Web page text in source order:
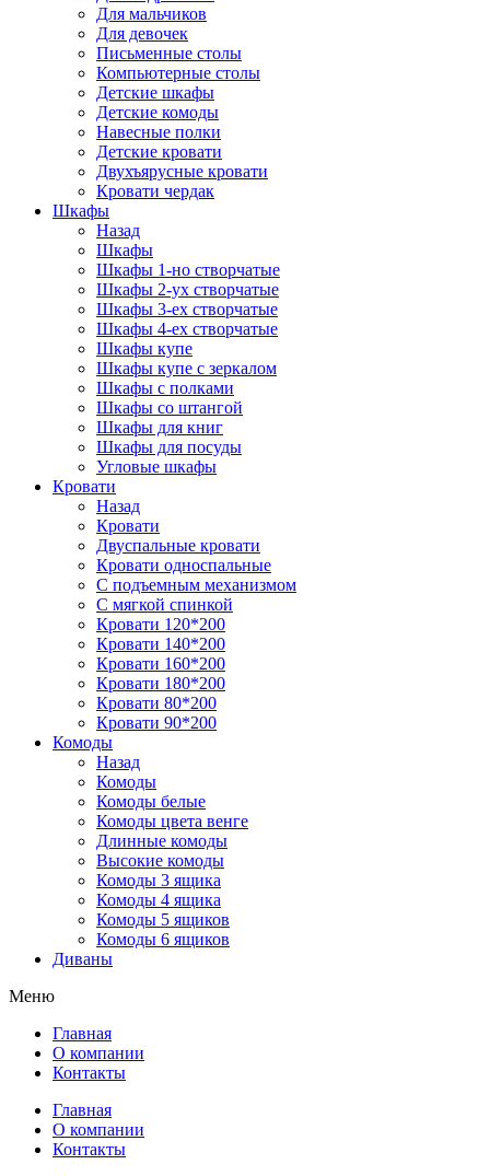
Для мальчиков
Для девочек
Письменные столы
Компьютерные столы
Детские шкафы
Детские комоды
Навесные полки
Детские кровати
Двухъярусные кровати
Кровати чердак
Шкафы
Назад
Шкафы
Шкафы 1-но створчатые
Шкафы 2-ух створчатые
Шкафы 3-ех створчатые
Шкафы 4-ех створчатые
Шкафы купе
Шкафы купе с зеркалом
Шкафы с полками
Шкафы со штангой
Шкафы для книг
Шкафы для посуды
Угловые шкафы
Кровати
Назад
Кровати
Двуспальные кровати
Кровати односпальные
С подъемным механизмом
С мягкой спинкой
Кровати 120*200
Кровати 140*200
Кровати 160*200
Кровати 180*200
Кровати 80*200
Кровати 90*200
Комоды
Назад
Комоды
Комоды белые
Комоды цвета венге
Длинные комоды
Высокие комоды
Комоды 3 ящика
Комоды 4 ящика
Комоды 5 ящиков
Комоды 6 ящиков
Диваны
Меню
Главная
О компании
Контакты
Главная
О компании
Контакты